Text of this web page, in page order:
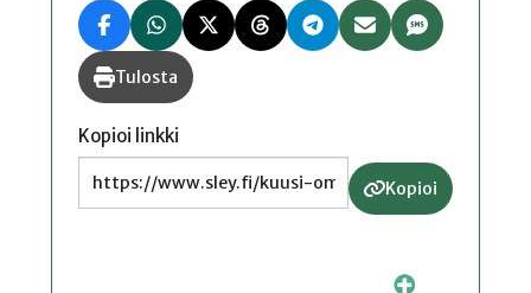
Tulosta
Kopioi linkki
Kopioi